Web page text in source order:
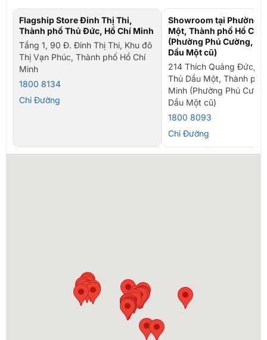
Flagship Store Đinh Thị Thi,
Thành phố Thủ Đức, Hồ Chí Minh
Tầng 1, 90 Đ. Đinh Thị Thi, Khu đô
Thị Vạn Phúc, Thành phố Hồ Chí
Minh
1800 8134
Chỉ Đường
Showroom tại Phường
Một, Thành phố Hồ Chí
(Phường Phú Cường,
Dầu Một cũ)
214 Thích Quảng Đức,
Thủ Dầu Một, Thành phố
Minh (Phường Phú
Dầu Một cũ)
1800 8093
Chỉ Đường